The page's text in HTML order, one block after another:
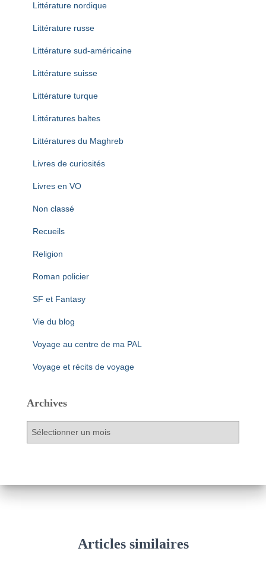
Littérature nordique
Littérature russe
Littérature sud-américaine
Littérature suisse
Littérature turque
Littératures baltes
Littératures du Maghreb
Livres de curiosités
Livres en VO
Non classé
Recueils
Religion
Roman policier
SF et Fantasy
Vie du blog
Voyage au centre de ma PAL
Voyage et récits de voyage
Archives
v
Articles similaires